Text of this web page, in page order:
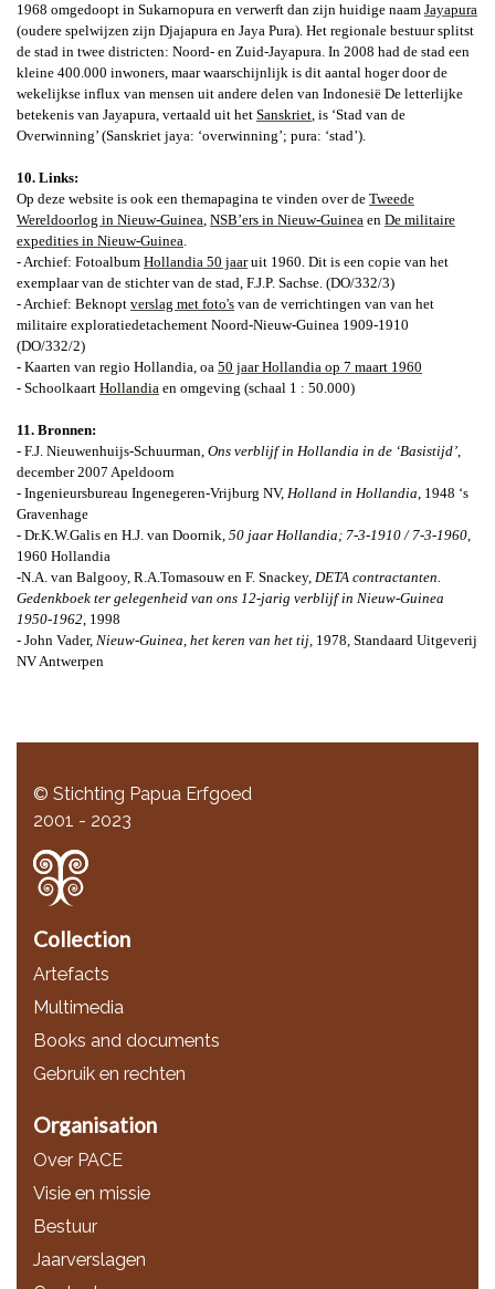
1968 omgedoopt in Sukarnopura en verwerft dan zijn huidige naam Jayapura
(oudere spelwijzen zijn Djajapura en Jaya Pura). Het regionale bestuur splitst
de stad in twee districten: Noord- en Zuid-Jayapura. In 2008 had de stad een
kleine 400.000 inwoners, maar waarschijnlijk is dit aantal hoger door de
wekelijkse influx van mensen uit andere delen van Indonesië De letterlijke
betekenis van Jayapura, vertaald uit het Sanskriet, is ‘Stad van de
Overwinning’ (Sanskriet jaya: ‘overwinning’; pura: ‘stad’).
10. Links:
Op deze website is ook een themapagina te vinden over de Tweede
Wereldoorlog in Nieuw-Guinea, NSB’ers in Nieuw-Guinea en De militaire
expedities in Nieuw-Guinea.
- Archief: Fotoalbum Hollandia 50 jaaruit 1960. Dit is een copie van het
exemplaar van de stichter van de stad, F.J.P. Sachse. (DO/332/3)
- Archief: Beknopt verslag met foto's van de verrichtingen van van het
militaire exploratiedetachement Noord-Nieuw-Guinea 1909-1910
(DO/332/2)
- Kaarten van regio Hollandia, oa 50 jaar Hollandia op 7 maart 1960
- Schoolkaart Hollandia en omgeving (schaal 1 : 50.000)
11. Bronnen:
- F.J. Nieuwenhuijs-Schuurman, Ons verblijf in Hollandia in de ‘Basistijd’,
december 2007 Apeldoorn
- Ingenieursbureau Ingenegeren-Vrijburg NV, Holland in Hollandia, 1948 ‘s
Gravenhage
- Dr.K.W.Galis en H.J. van Doornik, 50 jaar Hollandia; 7-3-1910 / 7-3-1960,
1960 Hollandia
-N.A. van Balgooy, R.A.Tomasouw en F. Snackey, DETA contractanten.
Gedenkboek ter gelegenheid van ons 12-jarig verblijf in Nieuw-Guinea
1950-1962, 1998
- John Vader, Nieuw-Guinea, het keren van het tij, 1978, Standaard Uitgeverij
NV Antwerpen
© Stichting Papua Erfgoed
2001 - 2023
Collection
Artefacts
Multimedia
Books and documents
Gebruik en rechten
Organisation
Over PACE
Visie en missie
Bestuur
Jaarverslagen